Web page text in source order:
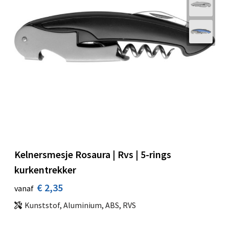
Kelnersmesje Rosaura | Rvs | 5-rings
kurkentrekker
vanaf € 2,35
Kunststof, Aluminium, ABS, RVS